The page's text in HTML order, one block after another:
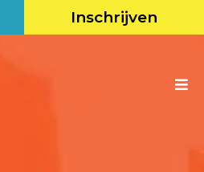
Inschrijven